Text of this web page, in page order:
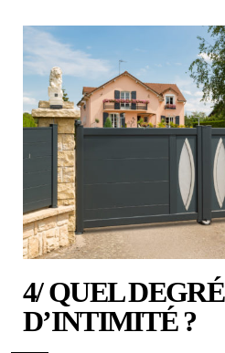
4/ QUEL DEGRÉ
D’INTIMITÉ ?